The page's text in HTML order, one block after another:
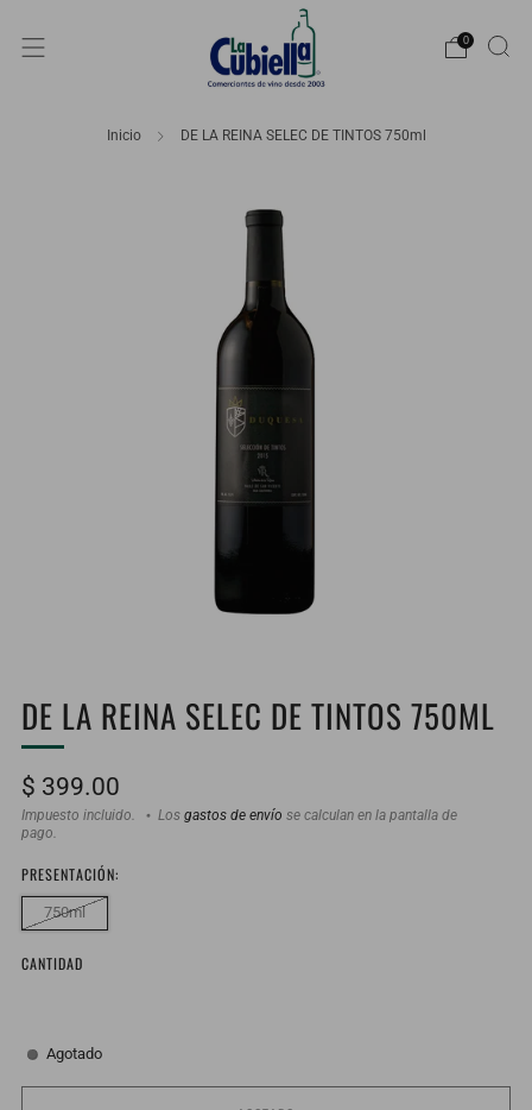
0
Inicio DE LA REINA SELEC DE TINTOS 750ml
DE LA REINA SELEC DE TINTOS 750ML
Precio
habitual
$ 399.00
Impuesto incluido. Los gastos de envío se calculan en la pantalla de
pago.
PRESENTACIÓN:
750ml
CANTIDAD
Agotado